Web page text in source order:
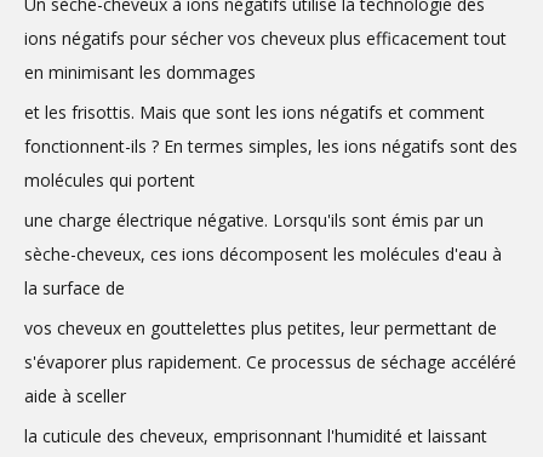
ions négatifs pour sécher vos cheveux plus efficacement tout
en minimisant les dommages
et les frisottis. Mais que sont les ions négatifs et comment
fonctionnent-ils ? En termes simples, les ions négatifs sont des
molécules qui portent
une charge électrique négative. Lorsqu'ils sont émis par un
sèche-cheveux, ces ions décomposent les molécules d'eau à
la surface de
vos cheveux en gouttelettes plus petites, leur permettant de
s'évaporer plus rapidement. Ce processus de séchage accéléré
aide à sceller
la cuticule des cheveux, emprisonnant l'humidité et laissant